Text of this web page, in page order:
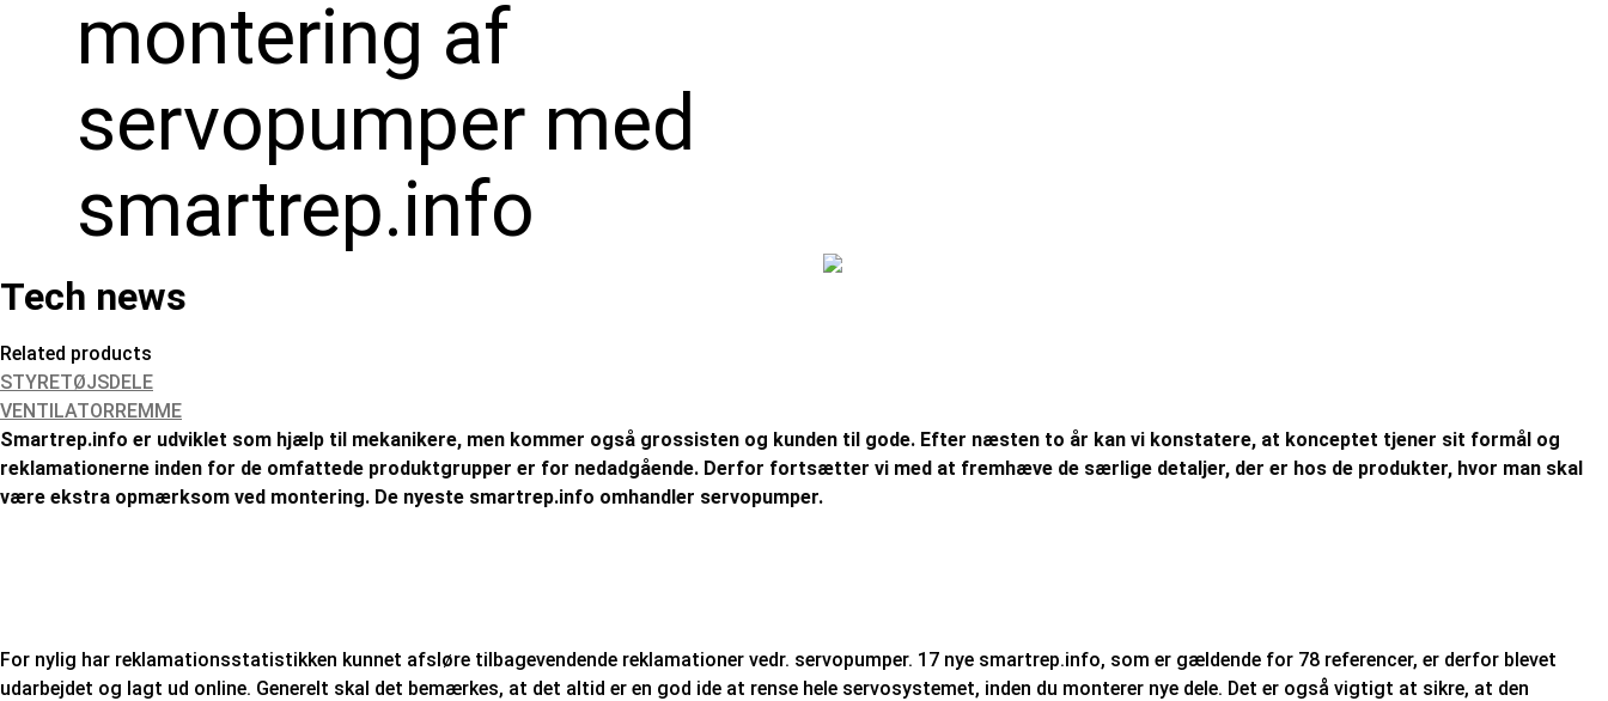
montering af
servopumper med
smartrep.info
Tech news
Related products
STYRETØJSDELE
VENTILATORREMME
Smartrep.info er udviklet som hjælp til mekanikere, men kommer også grossisten og kunden til gode. Efter næsten to år kan vi konstatere, at konceptet tjener sit formål og
reklamationerne inden for de omfattede produktgrupper er for nedadgående. Derfor fortsætter vi med at fremhæve de særlige detaljer, der er hos de produkter, hvor man skal
være ekstra opmærksom ved montering. De nyeste smartrep.info omhandler servopumper.
For nylig har reklamationsstatistikken kunnet afsløre tilbagevendende reklamationer vedr. servopumper. 17 nye smartrep.info, som er gældende for 78 referencer, er derfor blevet
udarbejdet og lagt ud online. Generelt skal det bemærkes, at det altid er en god ide at rense hele servosystemet, inden du monterer nye dele. Det er også vigtigt at sikre, at den